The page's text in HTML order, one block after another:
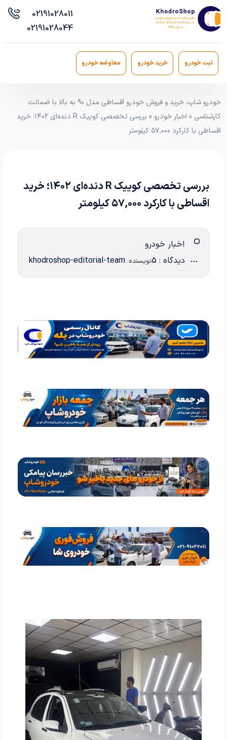
02191028011
02191028044
ثبت خودرو خرید خودرو معاوضه خودرو
خودرو شاپ، خرید و فروش خودرو اقساطی مدل ۹۰ به بالا با ضمانت
کارشناسی » اخبار خودرو
» بررسی تخصصی کوییک R دنده‌ای ۱۴۰۲؛ خرید
اقساطی با کارکرد ۵۷,۰۰۰ کیلومتر
بررسی تخصصی کوییک R دنده‌ای ۱۴۰۲؛ خرید
اقساطی با کارکرد ۵۷,۰۰۰ کیلومتر
اخبار خودرو
دیدگاه : 5
نویسنده: khodroshop-editorial-team